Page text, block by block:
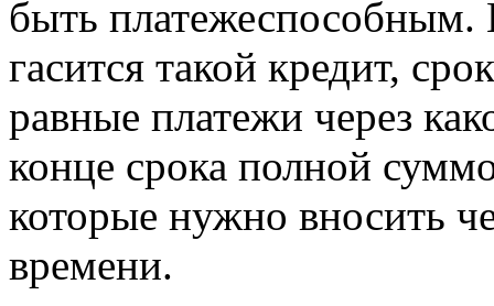
быть платежеспособным.
гасится такой кредит,
равные платежи через
конце срока полной
которые нужно вносить
времени.